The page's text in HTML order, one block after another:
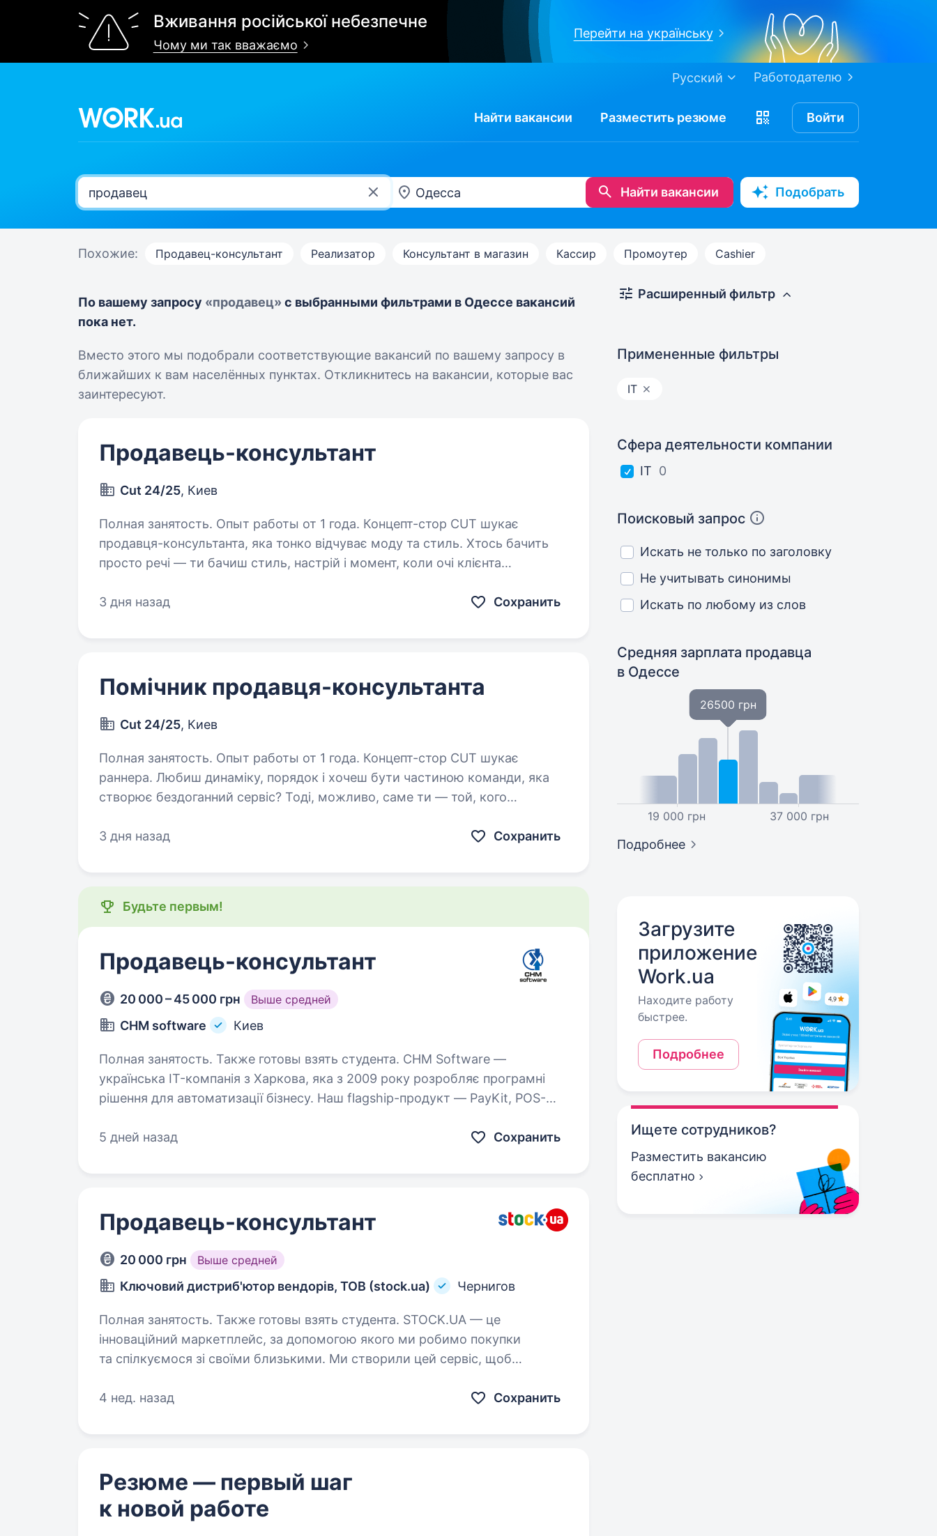
Вживання російської небезпечне
Чому ми так вважаємо
Перейти на українську
Работодателю
Русский
Найти вакансии Разместить резюме Войти
Найти вакансии Подобрать
Похожие: Продавец-консультант Реализатор Консультант в магазин Кассир Промоутер Cashier
По вашему запросу «продавец» с выбранными фильтрами в Одессе вакансий
пока нет.
Вместо этого мы подобрали соответствующие вакансий по вашему запросу в
ближайших к вам населённых пунктах. Откликнитесь на вакансии, которые вас
заинтересуют.
Продавець-консультант
Cut 24/25, Киев
Полная занятость. Опыт работы от 1 года. Концепт-стор CUT шукає
продавця-консультанта, яка тонко відчуває моду та стиль. Хтось бачить
просто речі — ти бачиш стиль, настрій і момент, коли очі клієнта
3 дня назад
Сохранить
Помічник продавця-консультанта
Cut 24/25, Киев
Полная занятость. Опыт работы от 1 года. Концепт-стор CUT шукає
раннера. Любиш динаміку, порядок і хочеш бути частиною команди, яка
створює бездоганний сервіс? Тоді, можливо, саме ти — той, кого
3 дня назад
Сохранить
Будьте первым!
Продавець-консультант
20 000 – 45 000 грн Выше средней
CHM software Киев
Полная занятость. Также готовы взять студента. CHM Software —
українська IT-компанія з Харкова, яка з 2009 року розробляє програмні
рішення для автоматизації бізнесу. Наш flagship-продукт — PayKit, POS-
5 дней назад
Сохранить
Продавець-консультант
20 000 грн Выше средней
Ключовий дистриб'ютор вендорів, ТОВ (stock.ua) Чернигов
Полная занятость. Также готовы взять студента. STOCK.UA — це
інноваційний маркетплейс, за допомогою якого ми робимо покупки
та спілкуємося зі своїми близькими. Ми створили цей сервіс, щоб
учасниками…
4 нед. назад Сохранить
Резюме — первый шаг
к новой работе
Расширенный фильтр
Примененные фильтры
IT
Сфера деятельности компании
IT 0
Поисковый запрос
Искать не только по заголовку
Не учитывать синонимы
Искать по любому из слов
Средняя зарплата продавца
в Одессе
19 000 грн
26500 грн
37 000 грн
Подробнее
Загрузите
приложение
Work.ua
Находите работу
быстрее.
Подробнее
Ищете сотрудников?
Разместить вакансию
бесплатно